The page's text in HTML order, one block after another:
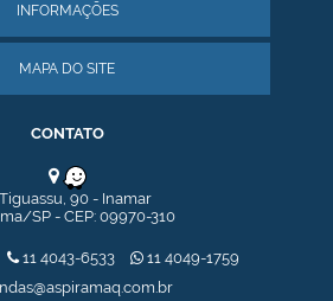
HT 50 SEMINOVO
4 POLOS - SEMINOVOS
7A
INFORMAÇÕES
MAPA DO SITE
CONTATO
Tiguassu, 90 - Inamar
SP - CEP: 09970-310
11 4043-6533
11 4049-1759